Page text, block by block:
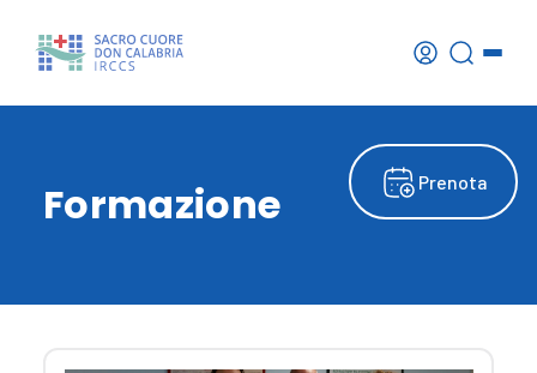
Prenota
Formazione